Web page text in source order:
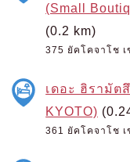
(Small
(0.2 km)
375 ยัคโคจาโช เ
เดอะ ฮิรามัต
KYOTO)
361 ยัคโคจาโช เ